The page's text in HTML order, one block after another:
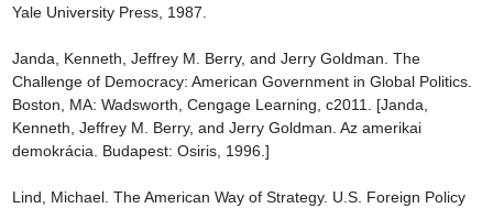
Yale University Press, 1987.
Janda, Kenneth, Jeffrey M. Berry, and Jerry Goldman. The
Challenge of Democracy: American Government in Global Politics.
Boston, MA: Wadsworth, Cengage Learning, c2011. [Janda,
Kenneth, Jeffrey M. Berry, and Jerry Goldman. Az amerikai
demokrácia. Budapest: Osiris, 1996.]
Lind, Michael. The American Way of Strategy. U.S. Foreign Policy